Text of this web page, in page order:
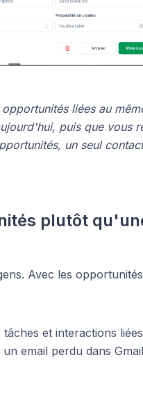
liées au
puis que vous
un seul
plutôt
Avec les
tâches et interactions
email perdu dans